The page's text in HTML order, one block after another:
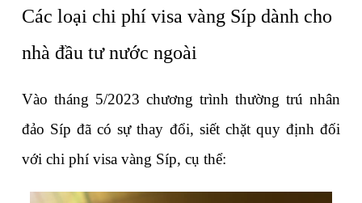
Các loại chi phí visa vàng Síp dành cho
nhà đầu tư nước ngoài
Vào tháng 5/2023 chương trình thường trú nhân
đảo Síp đã có sự thay đổi, siết chặt quy định đối
với chi phí visa vàng Síp, cụ thể: